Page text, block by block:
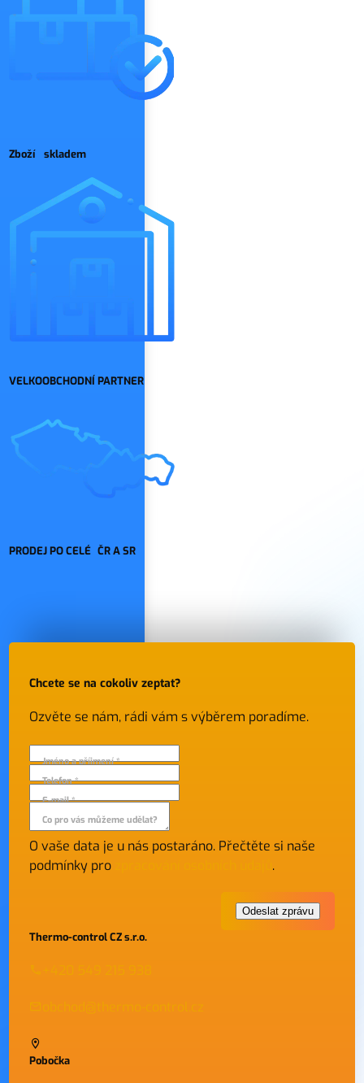
Zboží skladem
VELKOOBCHODNÍ PARTNER
PRODEJ PO CELÉ ČR A SR
Chcete se na cokoliv zeptat?
Ozvěte se nám, rádi vám s výběrem poradíme.
Jméno a příjmení *
Telefon *
E-mail *
Co pro vás můžeme udělat?
O vaše data je u nás postaráno. Přečtěte si naše
podmínky pro
.
Thermo-control CZ s.r.o.
Pobočka